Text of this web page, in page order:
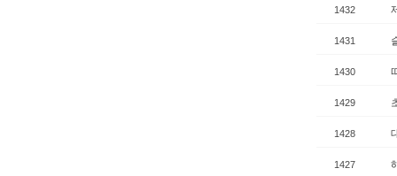
1432
1431
1430
1429
1428
1427